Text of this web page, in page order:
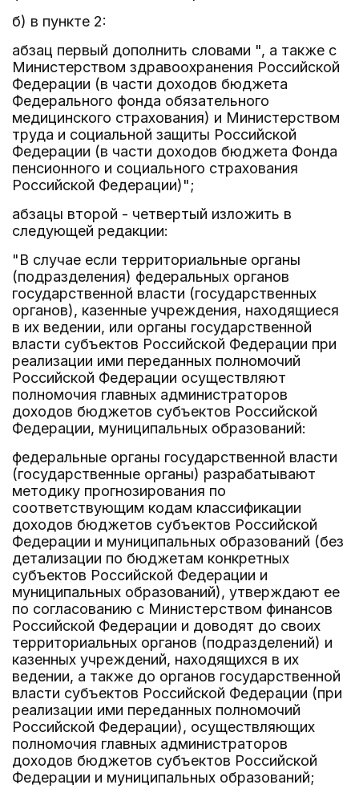
б) в пункте 2:
абзац первый дополнить словами ", а также с
Министерством здравоохранения Российской
Федерации (в части доходов бюджета
Федерального фонда обязательного
медицинского страхования) и Министерством
труда и социальной защиты Российской
Федерации (в части доходов бюджета Фонда
пенсионного и социального страхования
Российской Федерации)";
абзацы второй - четвертый изложить в
следующей редакции:
"В случае если территориальные органы
(подразделения) федеральных органов
государственной власти (государственных
органов), казенные учреждения, находящиеся
в их ведении, или органы государственной
власти субъектов Российской Федерации при
реализации ими переданных полномочий
Российской Федерации осуществляют
полномочия главных администраторов
доходов бюджетов субъектов Российской
Федерации, муниципальных образований:
федеральные органы государственной власти
(государственные органы) разрабатывают
методику прогнозирования по
соответствующим кодам классификации
доходов бюджетов субъектов Российской
Федерации и муниципальных образований (без
детализации по бюджетам конкретных
субъектов Российской Федерации и
муниципальных образований), утверждают ее
по согласованию с Министерством финансов
Российской Федерации и доводят до своих
территориальных органов (подразделений) и
казенных учреждений, находящихся в их
ведении, а также до органов государственной
власти субъектов Российской Федерации (при
реализации ими переданных полномочий
Российской Федерации), осуществляющих
полномочия главных администраторов
доходов бюджетов субъектов Российской
Федерации и муниципальных образований;